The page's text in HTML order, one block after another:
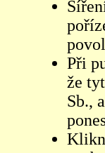
Při
že
Sb.,